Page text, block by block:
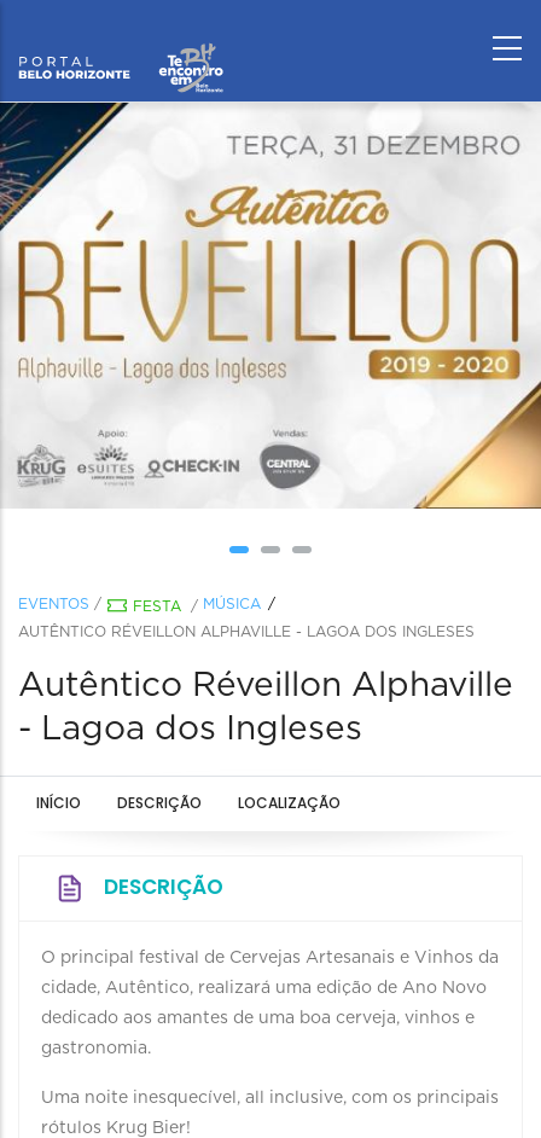
EVENTOS / FESTA / MÚSICA
AUTÊNTICO RÉVEILLON ALPHAVILLE - LAGOA DOS INGLESES
Autêntico Réveillon Alphaville
- Lagoa dos Ingleses
INÍCIO DESCRIÇÃO LOCALIZAÇÃO
DESCRIÇÃO
O principal festival de Cervejas Artesanais e Vinhos da
cidade, Autêntico, realizará uma edição de Ano Novo
dedicado aos amantes de uma boa cerveja, vinhos e
gastronomia.
Uma noite inesquecível, all inclusive, com os principais
rótulos Krug Bier!